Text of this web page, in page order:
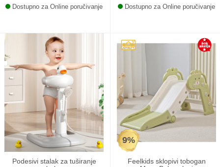
Dostupno za Online poručivanje Dostupno za Online poručivanje
Podesivi stalak za tuširanje
9%
Feelkids sklopivi tobogan